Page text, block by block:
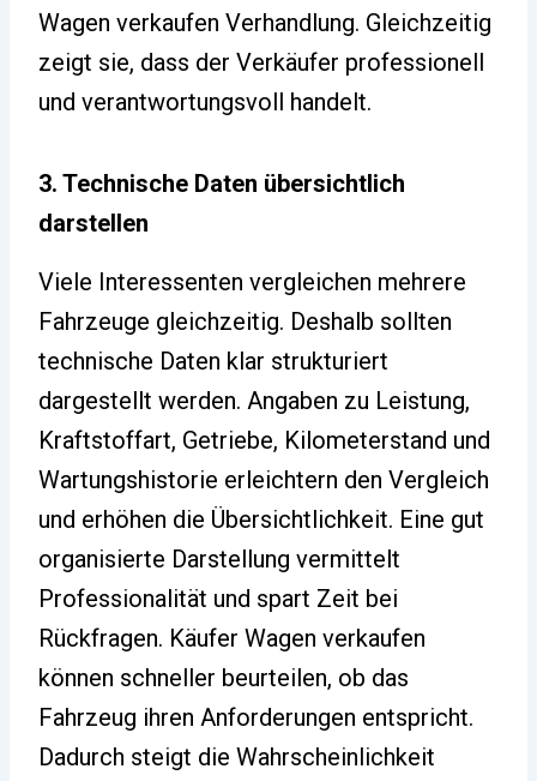
Wagen verkaufen Verhandlung. Gleichzeitig
zeigt sie, dass der Verkäufer professionell
und verantwortungsvoll handelt.
3. Technische Daten übersichtlich
darstellen
Viele Interessenten vergleichen mehrere
Fahrzeuge gleichzeitig. Deshalb sollten
technische Daten klar strukturiert
dargestellt werden. Angaben zu Leistung,
Kraftstoffart, Getriebe, Kilometerstand und
Wartungshistorie erleichtern den Vergleich
und erhöhen die Übersichtlichkeit. Eine gut
organisierte Darstellung vermittelt
Professionalität und spart Zeit bei
Rückfragen. Käufer Wagen verkaufen
können schneller beurteilen, ob das
Fahrzeug ihren Anforderungen entspricht.
Dadurch steigt die Wahrscheinlichkeit